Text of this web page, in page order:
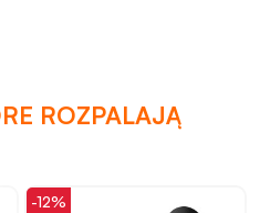
ROZPALAJĄ
-12%